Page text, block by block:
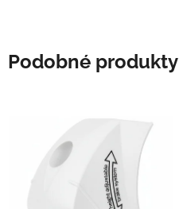
Podobné produkty